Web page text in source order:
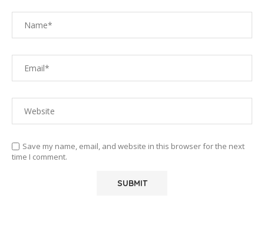
Save my name, email, and website in this browser for the next
time I comment.